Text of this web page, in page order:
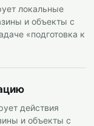
локальные
и объекты с
«подготовка к
действия
и объекты с